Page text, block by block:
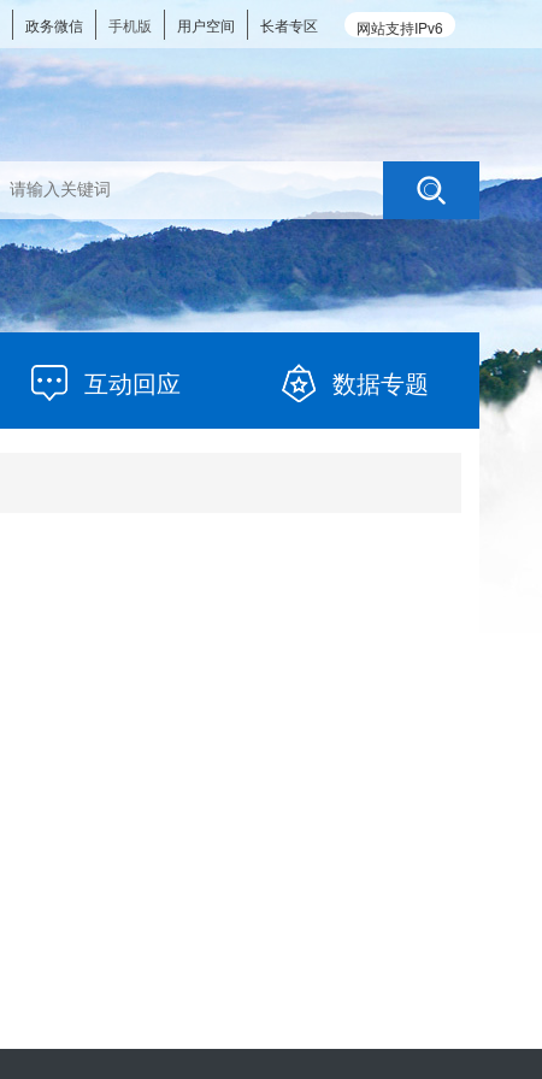
网站支持IPv6
政务微信 手机版 用户空间 长者专区
互动回应 数据专题